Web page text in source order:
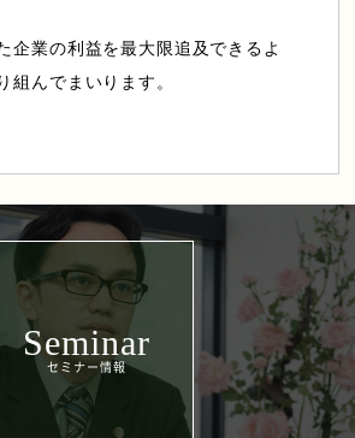
企業の利益を最大限追及できるよ
組んでまいります。
Seminar